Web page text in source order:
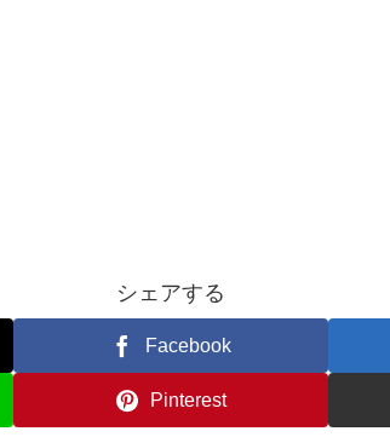
シェアする
Facebook
Pinterest